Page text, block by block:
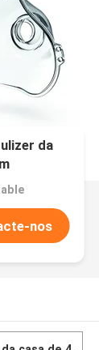
da
nos